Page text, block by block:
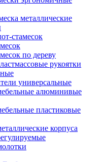
металлические
стамесок
по дереву
рукоятки
универсальные
алюминивые
пластиковые
корпуса